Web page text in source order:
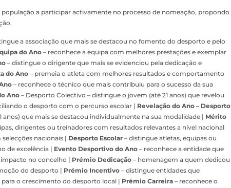
a participar activamente no processo de nomeação, propondo
a associação que mais se destacou no fomento do desporto e pelo
do Ano– reconhece a equipa com melhores prestações e exemplar
– distingue o dirigente que mais se evidenciou pela dedicação e
do Ano– premeia o atleta com melhores resultados e comportamento
– reconhece o técnico que mais contribuiu para o sucesso da sua
Ano – Desporto Colectivo – distingue o jovem (até 21 anos) que revelou
o desporto com o percurso escolar | Revelação do Ano – Desporto
anos) que mais se destacou individualmente na sua modalidade | Mérito
dirigentes ou treinadores com resultados relevantes a nível nacional
nacionais | Desporto Escolar – distingue atletas, equipas ou
de excelência | Evento Desportivo do Ano – reconhece a entidade que
no concelho | Prémio Dedicação – homenagem a quem dedicou
do desporto | Prémio Incentivo – distingue entidades que
o crescimento do desporto local | Prémio Carreira – reconhece o